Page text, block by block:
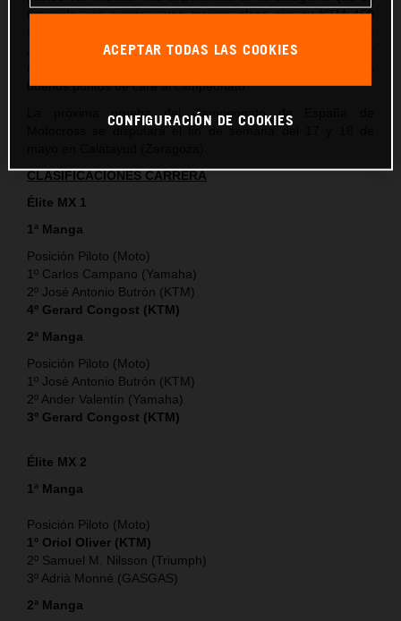
firmando una cuarta y una tercera plaza con su KTM 450
aspiraba, sí que le permiten al piloto de KTM España adquirir
buenos puntos de cara al campeonato.
La próxima prueba del Campeonato de España de
CLASIFICACIONES CARRERA
Élite MX 1
1ª Manga
Posición Piloto (Moto)
1º Carlos Campano (Yamaha)
2º José Antonio Butrón (KTM)
4º Gerard Congost (KTM)
2ª Manga
Posición Piloto (Moto)
1º José Antonio Butrón (KTM)
2º Ander Valentín (Yamaha)
3º Gerard Congost (KTM)
Élite MX 2
1ª Manga
Posición Piloto (Moto)
1º Oriol Oliver (KTM)
2º Samuel M. Nilsson (Triumph)
3º Adrià Monné (GASGAS)
2ª Manga
ACEPTAR TODAS LAS COOKIES
CONFIGURACIÓN DE COOKIES